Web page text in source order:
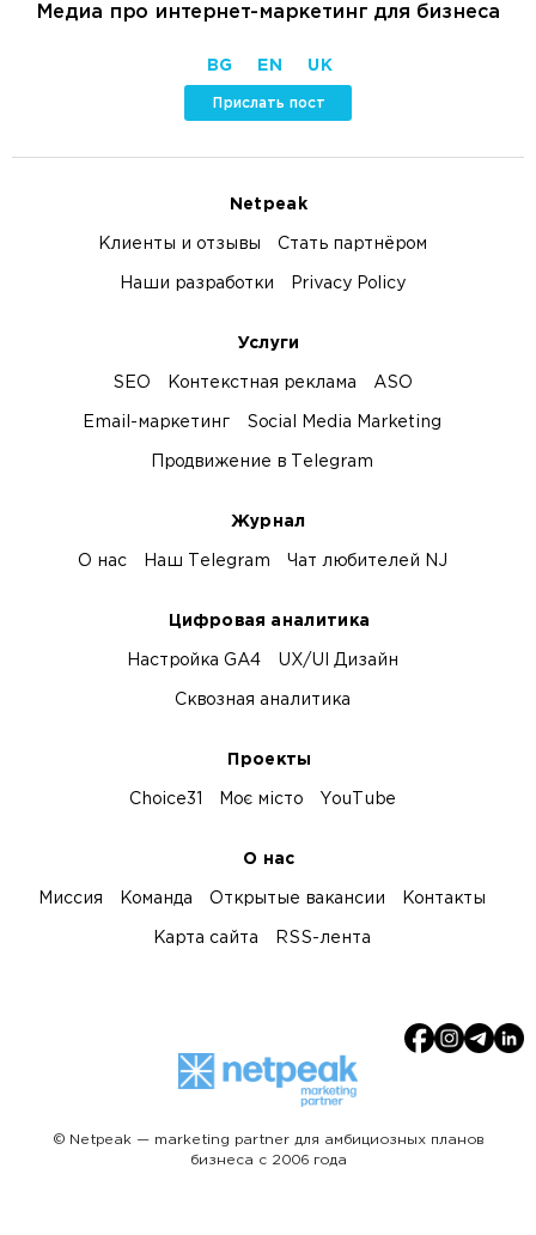
Медиа про интернет-маркетинг для бизнеса
BG EN UK
Прислать пост
Netpeak
Клиенты и отзывы Стать партнёром
Наши разработки Privacy Policy
Услуги
SEO Контекстная реклама ASO
Email-маркетинг Social Media Marketing
Продвижение в Telegram
Журнал
О нас Наш Telegram Чат любителей NJ
Цифровая аналитика
Настройка GA4 UX/UI Дизайн
Сквозная аналитика
Проекты
Choice31 Моє місто YouTube
О нас
Миссия Команда Открытые вакансии Контакты
Карта сайта RSS-лента
© Netpeak — marketing partner для амбициозных планов
бизнеса с 2006 года